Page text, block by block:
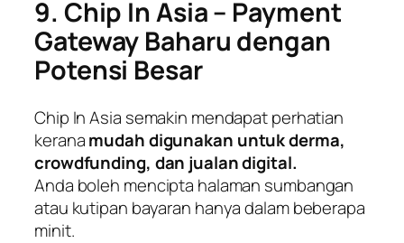
9. Chip In Asia – Payment
Gateway Baharu dengan
Potensi Besar
Chip In Asia semakin mendapat perhatian
keranamudah digunakan untuk derma,
crowdfunding, dan jualan digital.
Anda boleh mencipta halaman sumbangan
atau kutipan bayaran hanya dalam beberapa
minit.